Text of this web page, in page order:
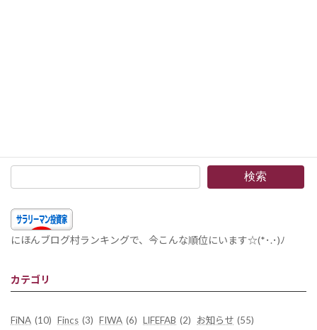
検索
にほんブログ村ランキングで、今こんな順位にいます☆(*･.･)ﾉ
カテゴリ
FiNA (10) Fincs (3) FIWA (6) LIFEFAB (2) お知らせ (55)